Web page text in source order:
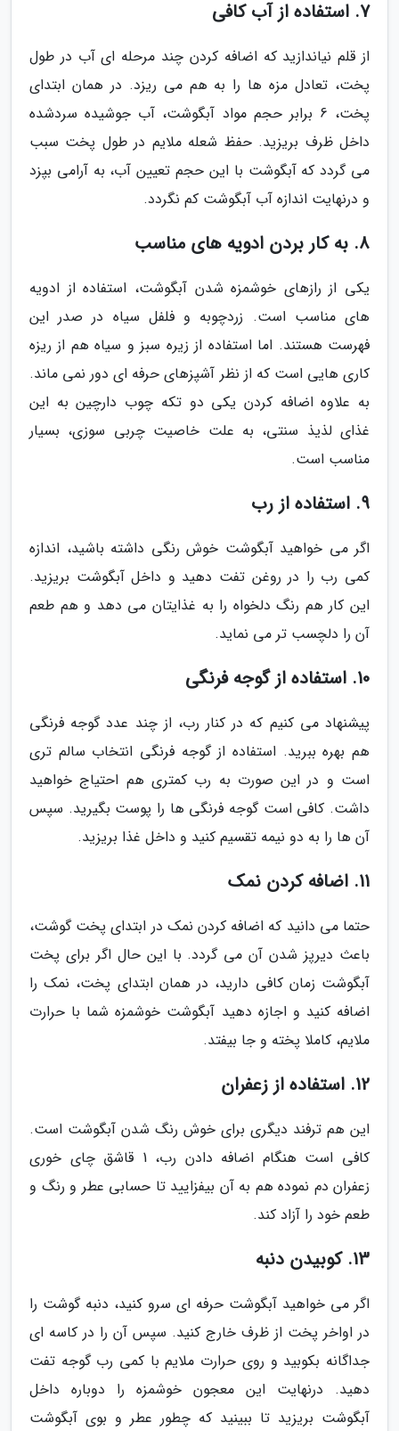
7. استفاده از آب کافی
از قلم نیاندازید که اضافه کردن چند مرحله ای آب در طول
پخت، تعادل مزه ها را به هم می ریزد. در همان ابتدای
پخت، 6 برابر حجم مواد آبگوشت، آب جوشیده سردشده
داخل ظرف بریزید. حفظ شعله ملایم در طول پخت سبب
می گردد که آبگوشت با این حجم تعیین آب، به آرامی بپزد
و درنهایت اندازه آب آبگوشت کم نگردد.
8. به کار بردن ادویه های مناسب
یکی از رازهای خوشمزه شدن آبگوشت، استفاده از ادویه
های مناسب است. زردچوبه و فلفل سیاه در صدر این
فهرست هستند. اما استفاده از زیره سبز و سیاه هم از ریزه
کاری هایی است که از نظر آشپزهای حرفه ای دور نمی ماند.
به علاوه اضافه کردن یکی دو تکه چوب دارچین به این
غذای لذیذ سنتی، به علت خاصیت چربی سوزی، بسیار
مناسب است.
9. استفاده از رب
اگر می خواهید آبگوشت خوش رنگی داشته باشید، اندازه
کمی رب را در روغن تفت دهید و داخل آبگوشت بریزید.
این کار هم رنگ دلخواه را به غذایتان می دهد و هم طعم
آن را دلچسب تر می نماید.
10. استفاده از گوجه فرنگی
پیشنهاد می کنیم که در کنار رب، از چند عدد گوجه فرنگی
هم بهره ببرید. استفاده از گوجه فرنگی انتخاب سالم تری
است و در این صورت به رب کمتری هم احتیاج خواهید
داشت. کافی است گوجه فرنگی ها را پوست بگیرید. سپس
آن ها را به دو نیمه تقسیم کنید و داخل غذا بریزید.
11. اضافه کردن نمک
حتما می دانید که اضافه کردن نمک در ابتدای پخت گوشت،
باعث دیرپز شدن آن می گردد. با این حال اگر برای پخت
آبگوشت زمان کافی دارید، در همان ابتدای پخت، نمک را
اضافه کنید و اجازه دهید آبگوشت خوشمزه شما با حرارت
ملایم، کاملا پخته و جا بیفتد.
12. استفاده از زعفران
این هم ترفند دیگری برای خوش رنگ شدن آبگوشت است.
کافی است هنگام اضافه دادن رب، 1 قاشق چای خوری
زعفران دم نموده هم به آن بیفزایید تا حسابی عطر و رنگ و
طعم خود را آزاد کند.
13. کوبیدن دنبه
اگر می خواهید آبگوشت حرفه ای سرو کنید، دنبه گوشت را
در اواخر پخت از ظرف خارج کنید. سپس آن را در کاسه ای
جداگانه بکوبید و روی حرارت ملایم با کمی رب گوجه تفت
دهید. درنهایت این معجون خوشمزه را دوباره داخل
آبگوشت بریزید تا ببینید که چطور عطر و بوی آبگوشت